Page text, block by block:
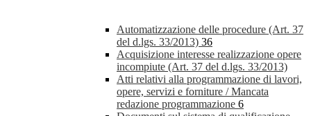
Automatizzazione delle procedure (Art. 37
del d.lgs. 33/2013) 36
Acquisizione interesse realizzazione opere
incompiute (Art. 37 del d.lgs. 33/2013)
Atti relativi alla programmazione di lavori,
opere, servizi e forniture / Mancata
redazione programmazione 6